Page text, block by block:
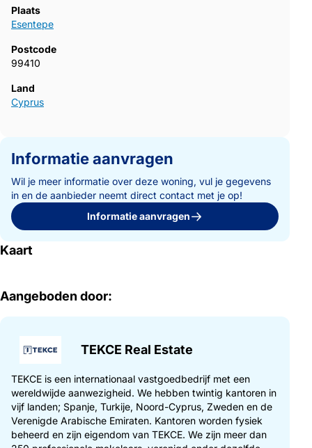
Plaats
Esentepe
Postcode
99410
Land
Cyprus
Informatie aanvragen
Wil je meer informatie over deze woning, vul je gegevens
in en de aanbieder neemt direct contact met je op!
Informatie aanvragen
Kaart
Aangeboden door:
TEKCE Real Estate
TEKCE is een internationaal vastgoedbedrijf met een
wereldwijde aanwezigheid. We hebben twintig kantoren in
vijf landen; Spanje, Turkije, Noord-Cyprus, Zweden en de
Verenigde Arabische Emiraten. Kantoren worden fysiek
beheerd en zijn eigendom van TEKCE. We zijn meer dan